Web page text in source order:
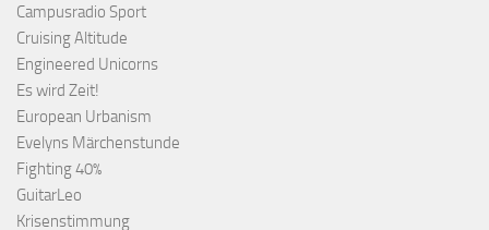
Campusradio Sport
Cruising Altitude
Engineered Unicorns
Es wird Zeit!
European Urbanism
Evelyns Märchenstunde
Fighting 40%
GuitarLeo
Krisenstimmung